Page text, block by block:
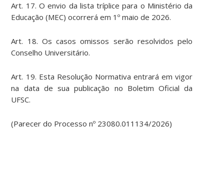
Art. 17. O envio da lista tríplice para o Ministério da
Educação (MEC) ocorrerá em 1º maio de 2026.
Art. 18. Os casos omissos serão resolvidos pelo
Conselho Universitário.
Art. 19. Esta Resolução Normativa entrará em vigor
na data de sua publicação no Boletim Oficial da
UFSC.
(Parecer do Processo nº 23080.011134/2026)